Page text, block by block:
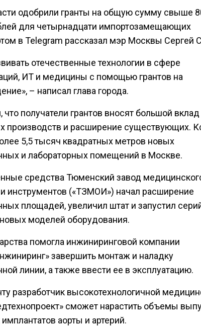
одобрили гранты на общую сумму свыше
для четырнадцати импортозамещающих
в Telegram рассказал мэр Москвы Сергей
отечественные технологии в сфере
ИТ и медицины с помощью грантов на
– написал глава города.
что получатели грантов вносят большой вклад
производств и расширение существующих.
5,5 тысяч квадратных метров новых
и лабораторных помещений в Москве.
средства Тюменский завод
инструментов («ТЗМОИ») начал расширение
площадей, увеличил штат и запустил
моделей оборудования.
помогла инжиниринговой компании
завершить монтаж и наладку
линии, а также ввести ее в эксплуатацию.
разработчик высокотехнологичной
сможет нарастить объемы
аорты и артерий.